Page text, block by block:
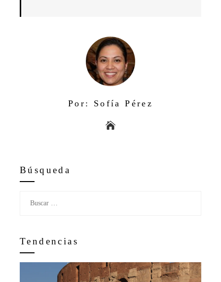
Por: Sofía Pérez
Búsqueda
Tendencias